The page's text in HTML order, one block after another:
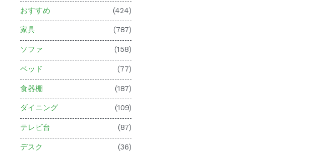
おすすめ (424)
家具 (787)
ソファ (158)
ベッド (77)
食器棚 (187)
ダイニング (109)
テレビ台 (87)
デスク (36)